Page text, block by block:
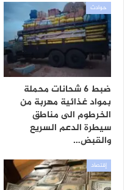
حوادث
ضبط 6 شحانات محملة
بمواد غذائية مهربة من
الخرطوم الى مناطق
سيطرة الدعم السريع
والقبض…
إقتصاد